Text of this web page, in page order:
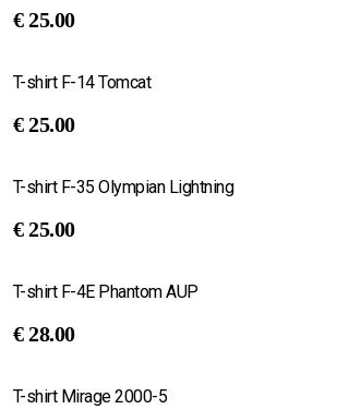
€ 25.00
T-shirt F-14 Tomcat
€ 25.00
T-shirt F-35 Olympian Lightning
€ 25.00
T-shirt F-4E Phantom AUP
€ 28.00
T-shirt Mirage 2000-5